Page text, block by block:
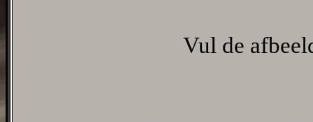
Vul de